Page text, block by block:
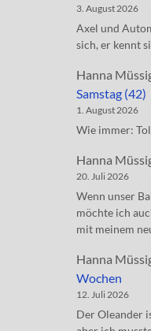
3. August 2026
Axel und
sich, er kennt
Hanna
Samstag (42)
1. August 2026
Wie immer:
Hanna
20. Juli 2026
Wenn unser
möchte ich
mit meinem
Hanna
Wochen
12. Juli 2026
Der Oleander